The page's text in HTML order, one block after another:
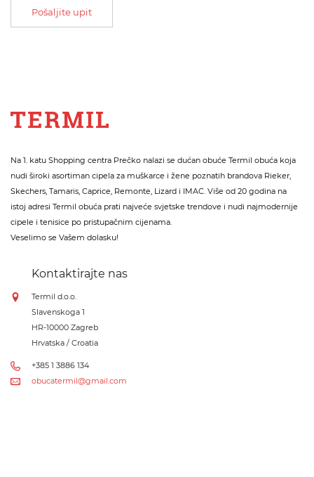
Pošaljite upit
Na 1. katu Shopping centra Prečko nalazi se dućan obuće Termil obuća koja
nudi široki asortiman cipela za muškarce i žene poznatih brandova Rieker,
Skechers, Tamaris, Caprice, Remonte, Lizard i IMAC. Više od 20 godina na
istoj adresi Termil obuća prati najveće svjetske trendove i nudi najmodernije
cipele i tenisice po pristupačnim cijenama.
Veselimo se Vašem dolasku!
Kontaktirajte nas
Termil d.o.o.
Slavenskoga 1
HR-10000 Zagreb
Hrvatska / Croatia
+385 1 3886 134
obucatermil@gmail.com